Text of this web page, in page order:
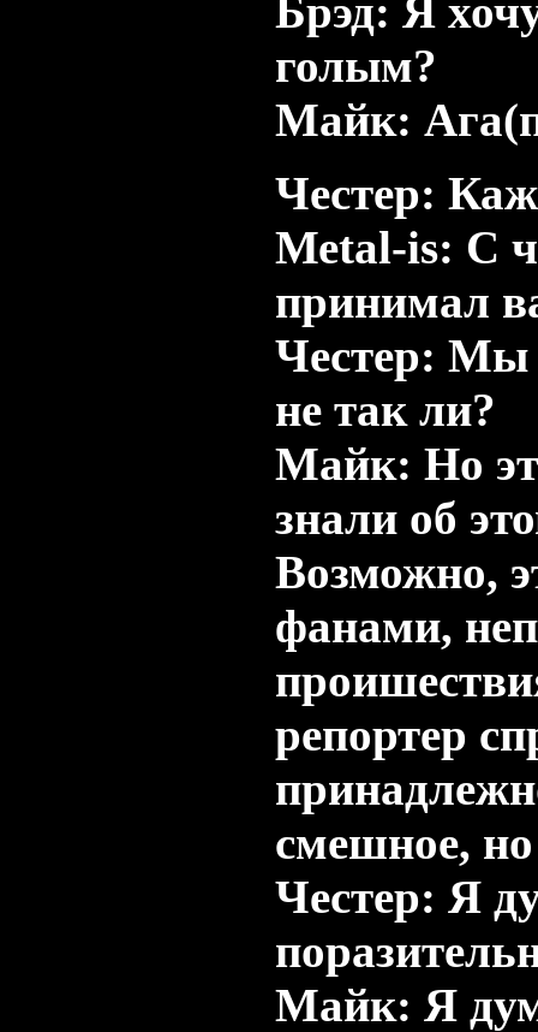
Брэд: Я
голым?
Майк:
Честер:
Меtal-is: С
принимал
Честер: Мы
не так ли?
Майк: Но
знали об
Возможно,
фанами,
репортер
смешное, но
Честер: Я
Майк: Я